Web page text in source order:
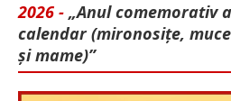
2026 - „Anul comemorativ
calendar (mironosițe,
și mame)”